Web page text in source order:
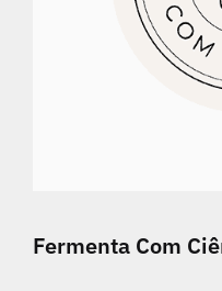
Fermenta Com